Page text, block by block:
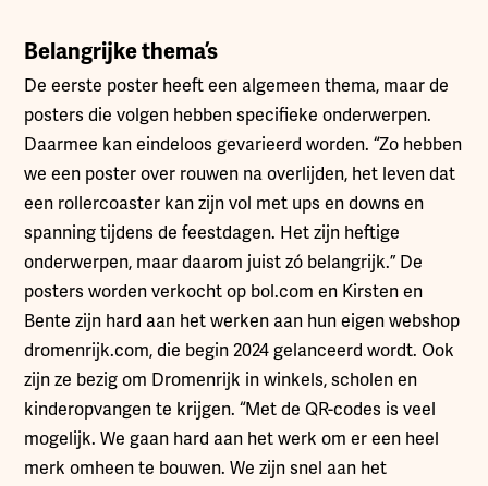
Belangrijke thema’s
De eerste poster heeft een algemeen thema, maar de
posters die volgen hebben specifieke onderwerpen.
Daarmee kan eindeloos gevarieerd worden. “Zo hebben
we een poster over rouwen na overlijden, het leven dat
een rollercoaster kan zijn vol met ups en downs en
spanning tijdens de feestdagen. Het zijn heftige
onderwerpen, maar daarom juist zó belangrijk.” De
posters worden verkocht op bol.com en Kirsten en
Bente zijn hard aan het werken aan hun eigen webshop
dromenrijk.com, die begin 2024 gelanceerd wordt. Ook
zijn ze bezig om Dromenrijk in winkels, scholen en
kinderopvangen te krijgen. “Met de QR-codes is veel
mogelijk. We gaan hard aan het werk om er een heel
merk omheen te bouwen. We zijn snel aan het